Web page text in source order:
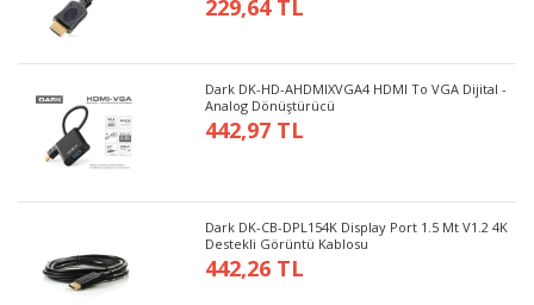
229,64 TL
Dark DK-HD-AHDMIXVGA4 HDMI To VGA Dijital -
Analog Dönüştürücü
442,97 TL
Dark DK-CB-DPL154K Display Port 1.5 Mt V1.2 4K
Destekli Görüntü Kablosu
442,26 TL